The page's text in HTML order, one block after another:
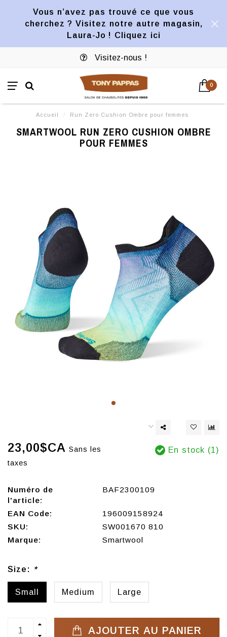
Vous n’avez pas trouvé ce que vous
cherchez ? Visitez notre autre magasin,
Laura-Jo ! Cliquez ici
Visitez-nous !
0
Accueil / Run Zero Cushion Ombre pour femmes
SMARTWOOL RUN ZERO CUSHION OMBRE
POUR FEMMES
23,00$CA Sans les
taxes
En stock (1)
Numéro de
l'article:
BAF2300109
EAN Code:
196009158924
SKU:
SW001670 810
Marque:
Smartwool
Size: *
Small Medium Large
AJOUTER AU PANIER